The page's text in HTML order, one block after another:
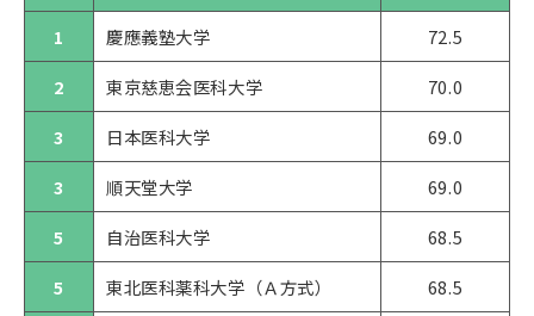
1
慶應義塾大学
72.5
2
東京慈恵会医科大学
70.0
3
日本医科大学
69.0
3
順天堂大学
69.0
5
自治医科大学
68.5
5
東北医科薬科大学（Ａ方式）
68.5